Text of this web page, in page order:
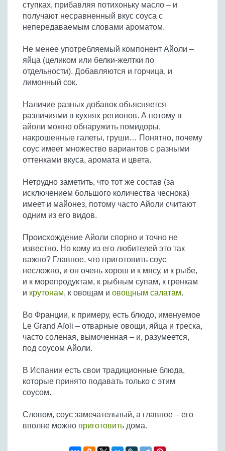
Бобовые
Яйца
ступках, прибавляя потихоньку масло – и
получают несравненный вкус соуса с
непередаваемым словами ароматом.
Не менее употребляемый компонент Айоли –
яйца (целиком или белки-желтки по
отдельности). Добавляются и горчица, и
лимонный сок.
Наличие разных добавок объясняется
различиями в кухнях регионов. А потому в
айоли можно обнаружить помидоры,
накрошенные галеты, груши… Понятно, почему
соус имеет множество вариантов с разными
оттенками вкуса, аромата и цвета.
Нетрудно заметить, что тот же состав (за
исключением большого количества чеснока)
имеет и майонез, потому часто Айоли считают
одним из его видов.
Происхождение Айоли спорно и точно не
известно. Но кому из его любителей это так
важно? Главное, что приготовить соус
несложно, и он очень хорош и к мясу, и к рыбе,
и к морепродуктам, к рыбным супам, к гренкам
и крутонам, к овощам и овощным салатам.
Во Франции, к примеру, есть блюдо, именуемое
Le Grand Aïoli – отварные овощи, яйца и треска,
часто соленая, вымоченная – и, разумеется,
под соусом Айоли.
В Испании есть свои традиционные блюда,
которые принято подавать только с этим
соусом.
Словом, соус замечательный, а главное – его
вполне можно приготовить дома.